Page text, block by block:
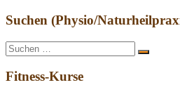
Suchen (Physio/
Suche
nach:
Suchen
Fitness-Kurse